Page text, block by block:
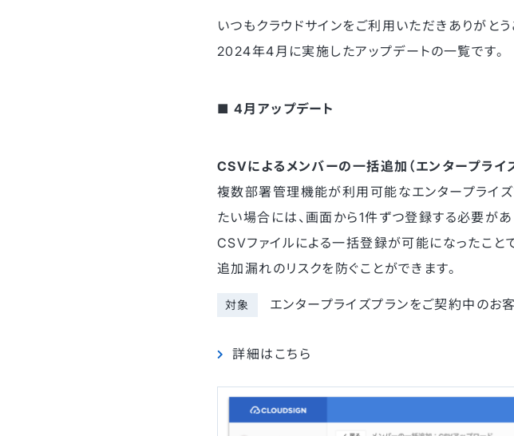
いつもクラウドサインをご利用いただきありがとう
2024年4月に実施したアップデートの一覧です。
■ 4月アップデート
CSVによるメンバーの一括追加（エンタープライ
複数部署管理機能が利用可能なエンタープライ
たい場合には、画面から1件ずつ登録する必要があ
CSVファイルによる一括登録が可能になったこと
追加漏れのリスクを防ぐことができます。
対象 エンタープライズプランをご契約中のお
詳細はこちら